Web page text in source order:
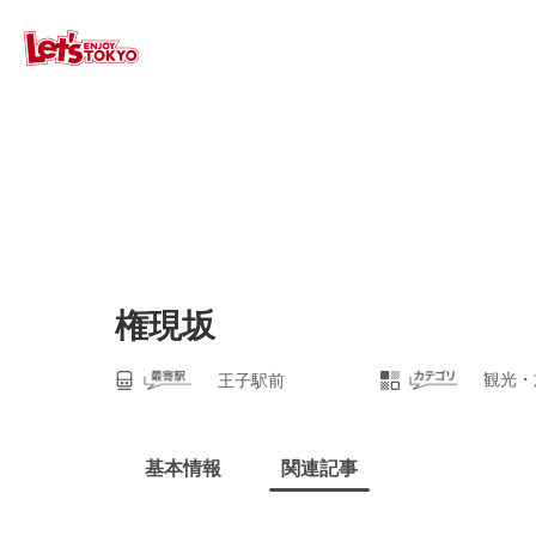
権現坂
王子駅前 観光
基本情報 関連記事